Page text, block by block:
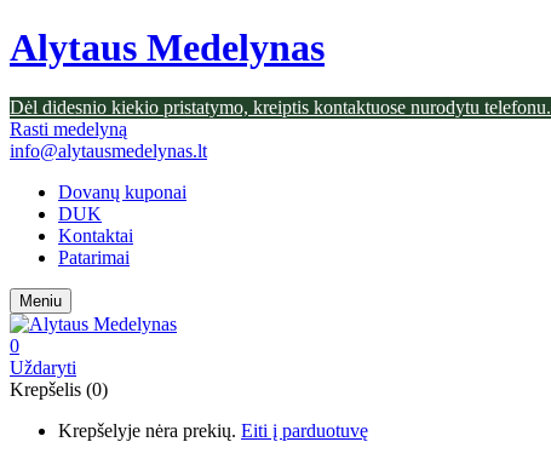
Alytaus Medelynas
Dėl didesnio kiekio pristatymo, kreiptis kontaktuose nurodytu telefonu.
Rasti medelyną
info@alytausmedelynas.lt
Dovanų kuponai
DUK
Kontaktai
Patarimai
Meniu
0
Uždaryti
Krepšelis (0)
Krepšelyje nėra prekių. Eiti į parduotuvę